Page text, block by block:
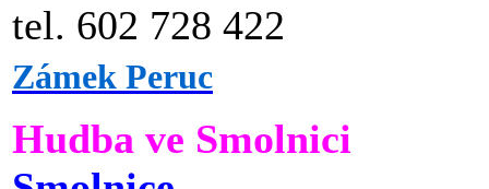
tel. 602 728 422
Zámek Peruc
Hudba ve Smolnici